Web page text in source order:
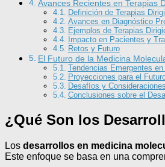
Avances Recientes en Terapias
Definición de Terapias
Avances en Diagnóstico
Ejemplos de Terapias
Impacto en Pacientes y
Retos y Futuro
El Futuro de la Medicina
Tendencias Emergentes
Proyecciones para el
Desafíos y
Conclusiones sobre el
¿Qué Son los
Los desarrollos en medicina
Este enfoque se basa en una